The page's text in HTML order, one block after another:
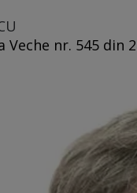
Veche nr. 545 din